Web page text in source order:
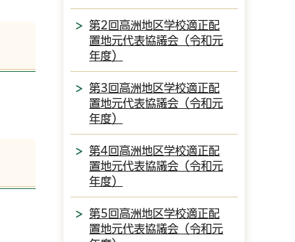
第2回高洲地区学校適正配
置地元代表協議会（令和元
年度）
第3回高洲地区学校適正配
置地元代表協議会（令和元
年度）
第4回高洲地区学校適正配
置地元代表協議会（令和元
年度）
第5回高洲地区学校適正配
置地元代表協議会（令和元